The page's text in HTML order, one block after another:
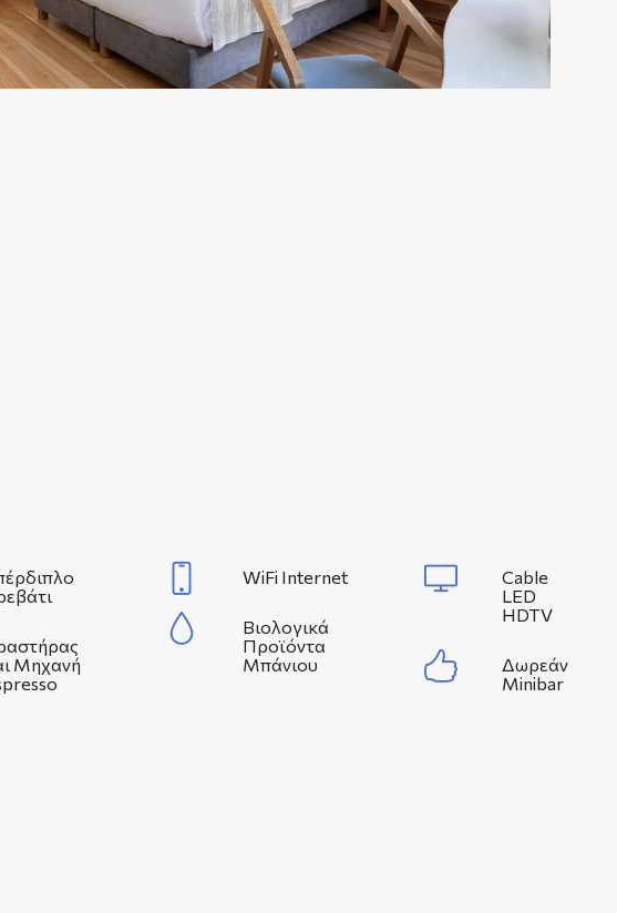
Μηχανή
WiFi Internet
Βιολογικά
Προϊόντα
Μπάνιου
Cable
LED
HDTV
Δωρεάν
Minibar